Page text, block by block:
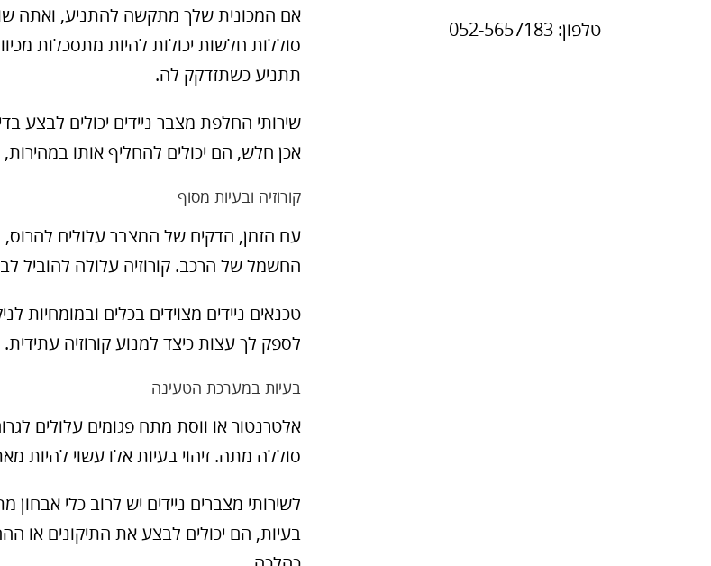
אם המכונית שלך מתקשה להתניע, ואתה
סוללות חלשות יכולות להיות מתסכלות
תתניע כשתזדקק לה.
שירותי החלפת מצבר ניידים יכולים לבצע
אכן חלש, הם יכולים להחליף אותו
קורוזיה ובעיות מסוף
עם הזמן, הדקים של המצבר עלולים
החשמל של הרכב. קורוזיה עלולה להוביל
טכנאים ניידים מצוידים בכלים ובמומחיות
לספק לך עצות כיצד למנוע קורוזיה עתידית.
בעיות במערכת הטעינה
אלטרנטור או ווסת מתח פגומים עלולים
סוללה מתה. זיהוי בעיות אלו עשוי להיות
לשירותי מצברים ניידים יש לרוב כלי
בעיות, הם יכולים לבצע את התיקונים או
טלפון: 052-5657183